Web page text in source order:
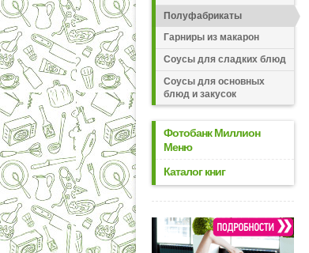
Полуфабрикаты
Гарниры из макарон
Соусы для сладких блюд
Соусы для основных
блюд и закусок
Фотобанк Миллион
Меню
Каталог книг